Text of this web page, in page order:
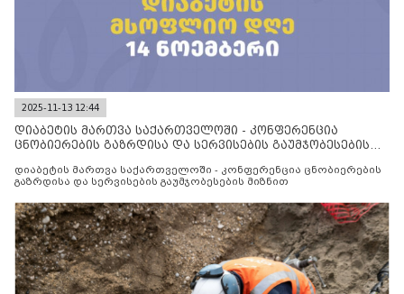
2025-11-13 12:44
დიაბეტის მართვა საქართველოში - კონფერენცია
ცნობიერების გაზრდისა და სერვისების გაუმჯობესების
დიაბეტის მართვა საქართველოში - კონფერენცია ცნობიერების
გაზრდისა და სერვისების გაუმჯობესების მიზნით